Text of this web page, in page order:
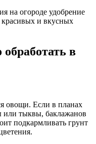
на огороде удобрение
красивых и вкусных
в
овощи. Если в планах
тыквы, баклажанов
подкармливать грунт